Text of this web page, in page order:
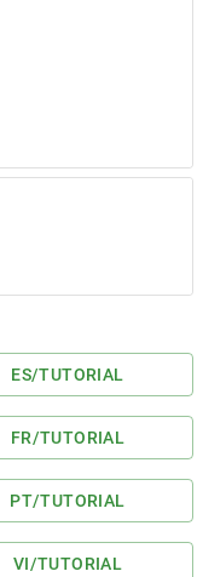
ES/TUTORIAL
FR/TUTORIAL
PT/TUTORIAL
VI/TUTORIAL